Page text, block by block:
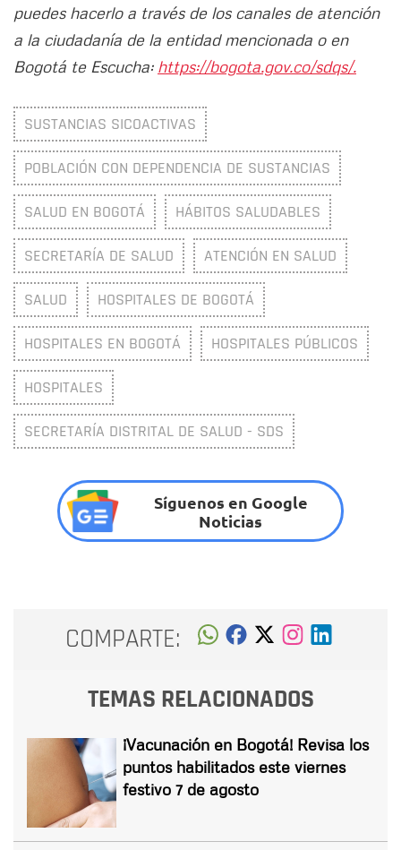
puedes hacerlo a través de los canales de atención
a la ciudadanía de la entidad mencionada o en
Bogotá te Escucha: https://bogota.gov.co/sdqs/.
SUSTANCIAS SICOACTIVAS
POBLACIÓN CON DEPENDENCIA DE SUSTANCIAS
SALUD EN BOGOTÁ HÁBITOS SALUDABLES
SECRETARÍA DE SALUD ATENCIÓN EN SALUD
SALUD HOSPITALES DE BOGOTÁ
HOSPITALES EN BOGOTÁ HOSPITALES PÚBLICOS
HOSPITALES
SECRETARÍA DISTRITAL DE SALUD - SDS
Síguenos en Google
Noticias
COMPARTE:
TEMAS RELACIONADOS
¡Vacunación en Bogotá! Revisa los
puntos habilitados este viernes
festivo 7 de agosto